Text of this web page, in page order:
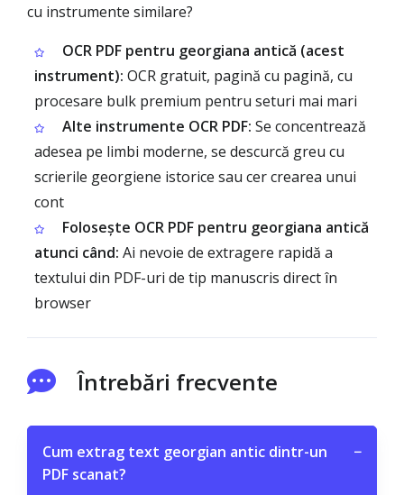
cu instrumente similare?
OCR PDF pentru georgiana antică (acest
instrument): OCR gratuit, pagină cu pagină, cu
procesare bulk premium pentru seturi mai mari
Alte instrumente OCR PDF: Se concentrează
adesea pe limbi moderne, se descurcă greu cu
scrierile georgiene istorice sau cer crearea unui
cont
Folosește OCR PDF pentru georgiana antică
atunci când: Ai nevoie de extragere rapidă a
textului din PDF-uri de tip manuscris direct în
browser
Întrebări frecvente
Cum extrag text georgian antic dintr-un
PDF scanat?
−